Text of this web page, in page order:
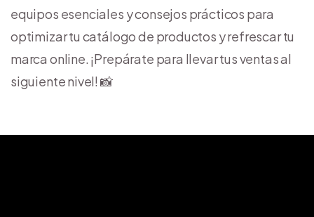
equipos esenciales y consejos prácticos para
optimizar tu catálogo de productos y refrescar tu
marca online. ¡Prepárate para llevar tus ventas al
siguiente nivel! 📸